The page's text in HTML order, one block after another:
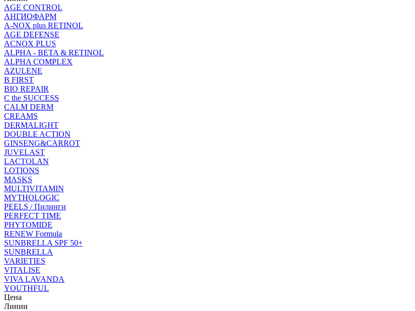
AGE CONTROL
АНГИОФАРМ
A-NOX plus RETINOL
AGE DEFENSE
ACNOX PLUS
ALPHA - BETA & RETINOL
ALPHA COMPLEX
AZULENE
B FIRST
BIO REPAIR
C the SUCCESS
CALM DERM
CREAMS
DERMALIGHT
DOUBLE ACTION
GINSENG&CARROT
JUVELAST
LACTOLAN
LOTIONS
MASKS
MULTIVITAMIN
MYTHOLOGIC
PEELS / Пилинги
PERFECT TIME
PHYTOMIDE
RENEW Formula
SUNBRELLA SPF 50+
SUNBRELLA
VARIETIES
VITALISE
VIVA LAVANDA
YOUTHFUL
Цена
Линии